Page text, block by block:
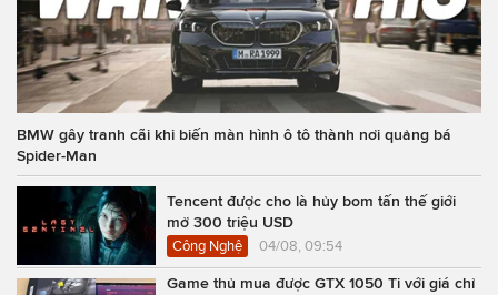
BMW gây tranh cãi khi biến màn hình ô tô thành nơi quảng bá
Spider-Man
Tencent được cho là hủy bom tấn thế giới
mở 300 triệu USD
Công Nghệ 04/08, 09:54
Game thủ mua được GTX 1050 Ti với giá chỉ